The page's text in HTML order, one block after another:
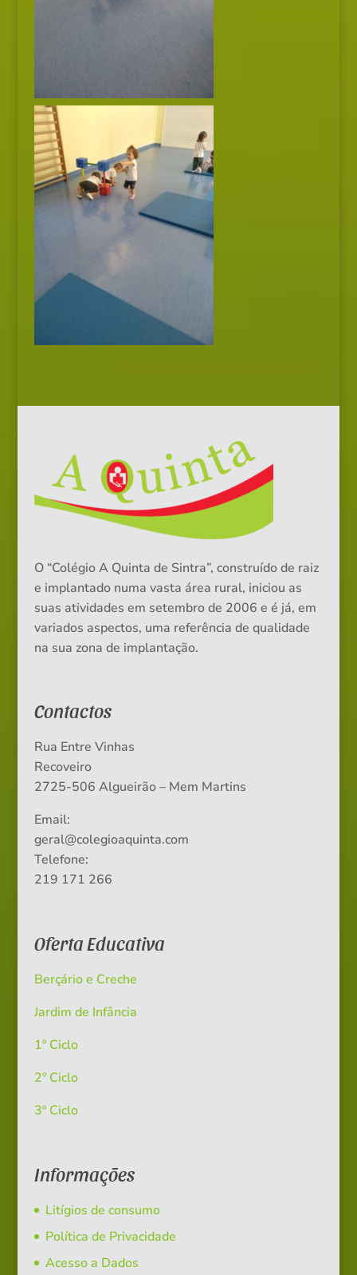
O “Colégio A Quinta de Sintra”, construído de raiz
e implantado numa vasta área rural, iniciou as
suas atividades em setembro de 2006 e é já, em
variados aspectos, uma referência de qualidade
na sua zona de implantação.
Contactos
Rua Entre Vinhas
Recoveiro
2725-506 Algueirão – Mem Martins
Email:
geral@colegioaquinta.com
Telefone:
219 171 266
Oferta Educativa
Berçário e Creche
Jardim de Infância
1º Ciclo
2º Ciclo
3º Ciclo
Informações
Litígios de consumo
Política de Privacidade
Acesso a Dados